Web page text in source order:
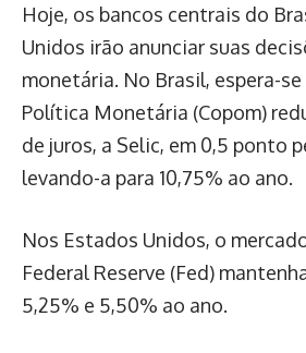
Hoje, os bancos centrais do
Unidos irão anunciar suas
monetária. No Brasil, espera-
Política Monetária (Copom)
de juros, a Selic, em 0,5 ponto
levando-a para 10,75% ao ano.
Nos Estados Unidos, o
Federal Reserve (Fed)
5,25% e 5,50% ao ano.